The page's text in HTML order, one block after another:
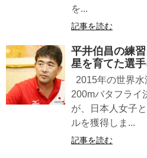
を...
記事を読む
平井伯昌の練
星を育てた選
2015年の世界
200mバタフライ
が、日本人女子
ルを獲得しま...
記事を読む